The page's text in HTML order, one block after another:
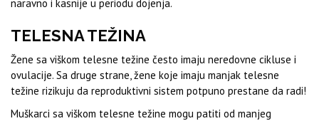
naravno i kasnije u periodu dojenja.
TELESNA TEŽINA
Žene sa viškom telesne težine često imaju neredovne cikluse i
ovulacije. Sa druge strane, žene koje imaju manjak telesne
težine rizikuju da reproduktivni sistem potpuno prestane da radi!
Muškarci sa viškom telesne težine mogu patiti od manjeg